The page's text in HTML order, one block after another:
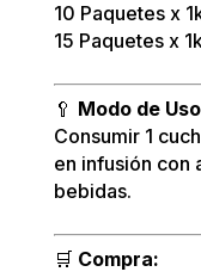
10 Paquetes x
15 Paquetes x
🥄 Modo de
Consumir 1
en infusión con
bebidas.
🛒 Compra: